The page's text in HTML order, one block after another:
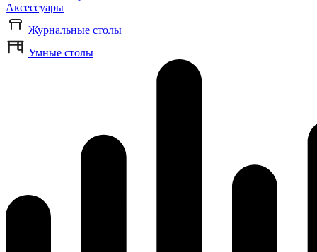
Аксессуары
Журнальные столы
Умные столы